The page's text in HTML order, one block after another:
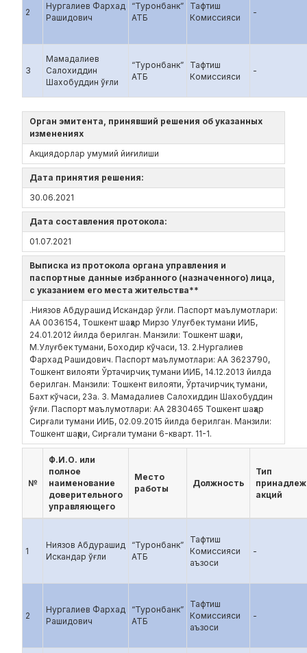
2
Нургалиев Фархад
Рашидович
“Туронбанк”
АТБ
Тафтиш
Комиссияси
-
3
Мамадалиев
Салохиддин
Шахобуддин ўғли
“Туронбанк”
АТБ
Тафтиш
Комиссияси
-
Орган эмитента, принявший решения об указанных
изменениях
Акциядорлар умумий йиғилиши
Дата принятия решения:
30.06.2021
Дата составления протокола:
01.07.2021
Выписка из протокола органа управления и
паспортные данные избранного (назначенного) лица,
с указанием его места жительства**
.Ниязов Абдурашид Искандар ўғли. Паспорт маълумотлари:
АА 0036154, Тошкент шаҳар Мирзо Улуғбек тумани ИИБ,
24.01.2012 йилда берилган. Манзили: Тошкент шаҳри,
М.Улуғбек тумани, Боходир кўчаси, 13. 2.Нургалиев
Фархад Рашидович. Паспорт маълумотлари: АА 3623790,
Тошкент вилояти Ўртачирчиқ тумани ИИБ, 14.12.2013 йилда
берилган. Манзили: Тошкент вилояти, Ўртачирчиқ тумани,
Бахт кўчаси, 23а. 3. Мамадалиев Салохиддин Шахобуддин
ўғли. Паспорт маълумотлари: АА 2830465 Тошкент шаҳар
Сирғали тумани ИИБ, 02.09.2015 йилда берилган. Манзили:
Тошкент шаҳри, Сирғали тумани 6-кварт. 11-1.
№
Ф.И.О. или
полное
наименование
доверительного
управляющего
Место
работы
Должность
Тип
акций
1
Ниязов Абдурашид
Искандар ўғли
“Туронбанк”
АТБ
Тафтиш
Комиссияси
аъзоси
-
2
Нургалиев Фархад
Рашидович
“Туронбанк”
АТБ
Тафтиш
Комиссияси
аъзоси
-